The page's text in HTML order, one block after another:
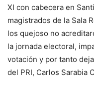
XI con cabecera en
magistrados de la Sala
los quejoso no
la jornada electoral,
votación y por tanto
del PRI, Carlos Sarabia